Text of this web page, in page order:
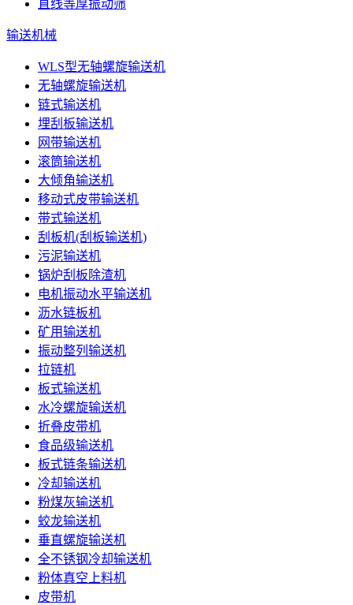
直线等厚振动筛
输送机械
WLS型无轴螺旋输送机
无轴螺旋输送机
链式输送机
埋刮板输送机
网带输送机
滚筒输送机
大倾角输送机
移动式皮带输送机
带式输送机
刮板机(刮板输送机)
污泥输送机
锅炉刮板除渣机
电机振动水平输送机
沥水链板机
矿用输送机
振动整列输送机
拉链机
板式输送机
水冷螺旋输送机
折叠皮带机
食品级输送机
板式链条输送机
冷却输送机
粉煤灰输送机
蛟龙输送机
垂直螺旋输送机
全不锈钢冷却输送机
粉体真空上料机
皮带机